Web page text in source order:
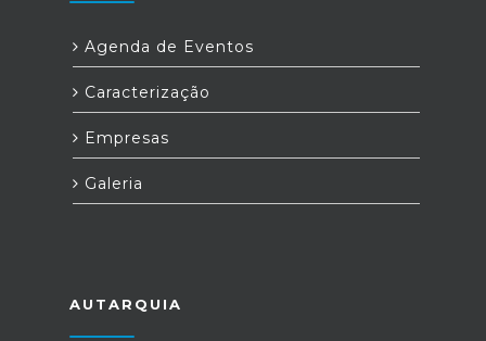
Agenda de Eventos
Caracterização
Empresas
Galeria
AUTARQUIA